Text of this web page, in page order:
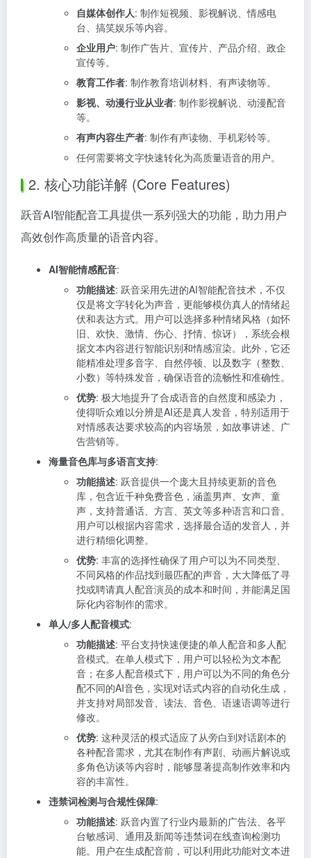
自媒体创作人: 制作短视频、影视解说、情感电
台、搞笑娱乐等内容。
企业用户: 制作广告片、宣传片、产品介绍、政企
宣传等。
教育工作者: 制作教育培训材料、有声读物等。
影视、动漫行业从业者: 制作影视解说、动漫配音
等。
有声内容生产者: 制作有声读物、手机彩铃等。
任何需要将文字快速转化为高质量语音的用户。
2. 核心功能详解 (Core Features)
跃音AI智能配音工具提供一系列强大的功能，助力用户
高效创作高质量的语音内容。
AI智能情感配音:
功能描述: 跃音采用先进的AI智能配音技术，不仅
仅是将文字转化为声音，更能够模仿真人的情绪起
伏和表达方式。用户可以选择多种情绪风格（如怀
旧、欢快、激情、伤心、抒情、惊讶），系统会根
据文本内容进行智能识别和情感渲染。此外，它还
能精准处理多音字、自然停顿、以及数字（整数、
小数）等特殊发音，确保语音的流畅性和准确性。
优势: 极大地提升了合成语音的自然度和感染力，
使得听众难以分辨是AI还是真人发音，特别适用于
对情感表达要求较高的内容场景，如故事讲述、广
告营销等。
海量音色库与多语言支持:
功能描述: 跃音提供一个庞大且持续更新的音色
库，包含近千种免费音色，涵盖男声、女声、童
声，支持普通话、方言、英文等多种语言和口音。
用户可以根据内容需求，选择最合适的发音人，并
进行精细化调整。
优势: 丰富的选择性确保了用户可以为不同类型、
不同风格的作品找到最匹配的声音，大大降低了寻
找或聘请真人配音演员的成本和时间，并能满足国
际化内容制作的需求。
单人/多人配音模式:
功能描述: 平台支持快速便捷的单人配音和多人配
音模式。在单人模式下，用户可以轻松为文本配
音；在多人配音模式下，用户可以为不同的角色分
配不同的AI音色，实现对话式内容的自动化生成，
并支持对局部发音、读法、音色、语速语调等进行
修改。
优势: 这种灵活的模式适应了从旁白到对话剧本的
各种配音需求，尤其在制作有声剧、动画片解说或
多角色访谈等内容时，能够显著提高制作效率和内
容的丰富性。
违禁词检测与合规性保障:
功能描述: 跃音内置了行业内最新的广告法、各平
台敏感词、通用及新闻等违禁词在线查询检测功
能。用户在生成配音前，可以利用此功能对文本进